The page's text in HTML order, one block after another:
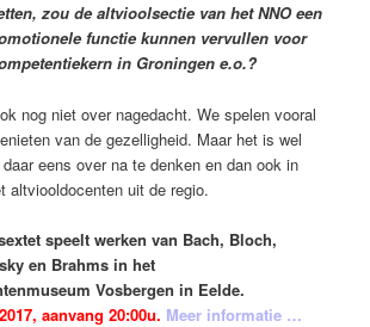
zou de altvioolsectie van het NNO een
functie kunnen vervullen voor
in Groningen e.o.?
nog niet over nagedacht. We spelen vooral
van de gezelligheid. Maar het is wel
eens over na te denken en dan ook in
altviooldocenten uit de regio.
speelt werken van Bach, Bloch,
en Brahms in het
Vosbergen in Eelde.
aanvang 20:00u. Meer informatie …